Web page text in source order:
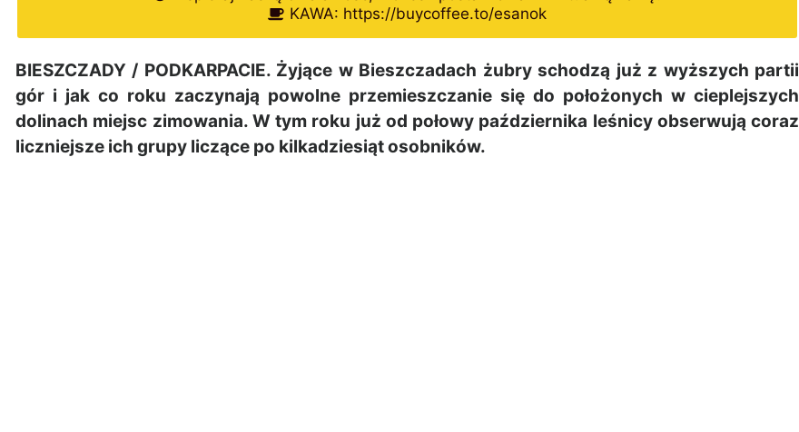
KAWA: https://buycoffee.to/esanok
BIESZCZADY / PODKARPACIE. Żyjące w Bieszczadach żubry schodzą już z wyższych partii
gór i jak co roku zaczynają powolne przemieszczanie się do położonych w cieplejszych
dolinach miejsc zimowania. W tym roku już od połowy października leśnicy obserwują coraz
liczniejsze ich grupy liczące po kilkadziesiąt osobników.